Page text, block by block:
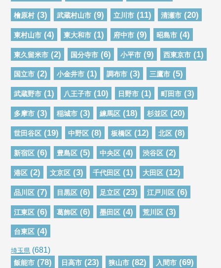
檜原村 (3) 武蔵村山市 (9) 立川市 (11) 清瀬市 (20)
東村山市 (4) 東大和市 (1) 府中市 (9) 昭島市 (4)
東久留米市 (2) 国分寺市 (6) 小平市 (9) 西東京市 (1)
国立市 (2) 小金井市 (1) 調布市 (3) 三鷹市 (5)
武蔵野市 (1) 八王子市 (10) 日野市 (1) 町田市 (3)
多摩市 (3) 稲城市 (3) 練馬区 (18) 杉並区 (20)
世田谷区 (19) 中野区 (8) 板橋区 (12) 北区 (8)
新宿区 (6) 豊島区 (5) 中央区 (4) 渋谷区 (2)
港区 (2) 文京区 (3) 千代田区 (1) 大田区 (12)
品川区 (7) 目黒区 (6) 足立区 (23) 江戸川区 (6)
江東区 (6) 葛飾区 (6) 墨田区 (4) 荒川区 (3)
台東区 (4)
埼玉県 (681)
飯能市 (78) 日高市 (23) 狭山市 (82) 入間市 (69)